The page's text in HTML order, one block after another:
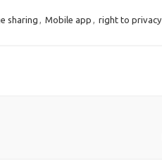
sharing , Mobile app , right to privacy